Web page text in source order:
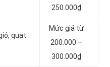
250.000₫
quạt
Mức giá từ
200.000 –
300.000₫